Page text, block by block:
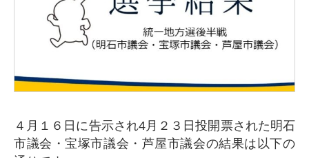
４月１６日に告示され4月２３日投開票された明石
市議会・宝塚市議会・芦屋市議会の結果は以下の